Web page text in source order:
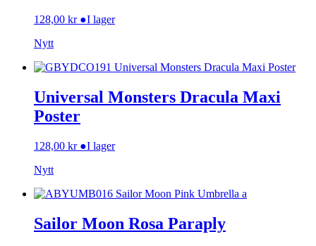
128,00 kr ●I lager
Nytt
Universal Monsters Dracula Maxi
Poster
128,00 kr ●I lager
Nytt
Sailor Moon Rosa Paraply